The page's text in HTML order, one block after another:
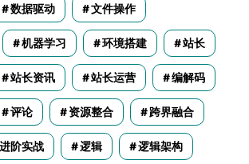
数据驱动 文件操作
机器学习 环境搭建 站长
站长资讯 站长运营 编解码
评论 资源整合 跨界融合
进阶实战 逻辑 逻辑架构